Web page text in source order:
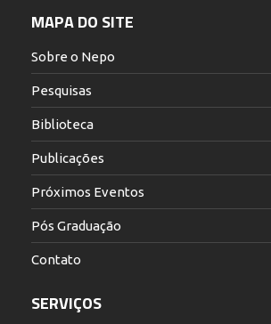
MAPA DO SITE
Sobre o Nepo
Pesquisas
Biblioteca
Publicações
Próximos Eventos
Pós Graduação
Contato
SERVIÇOS